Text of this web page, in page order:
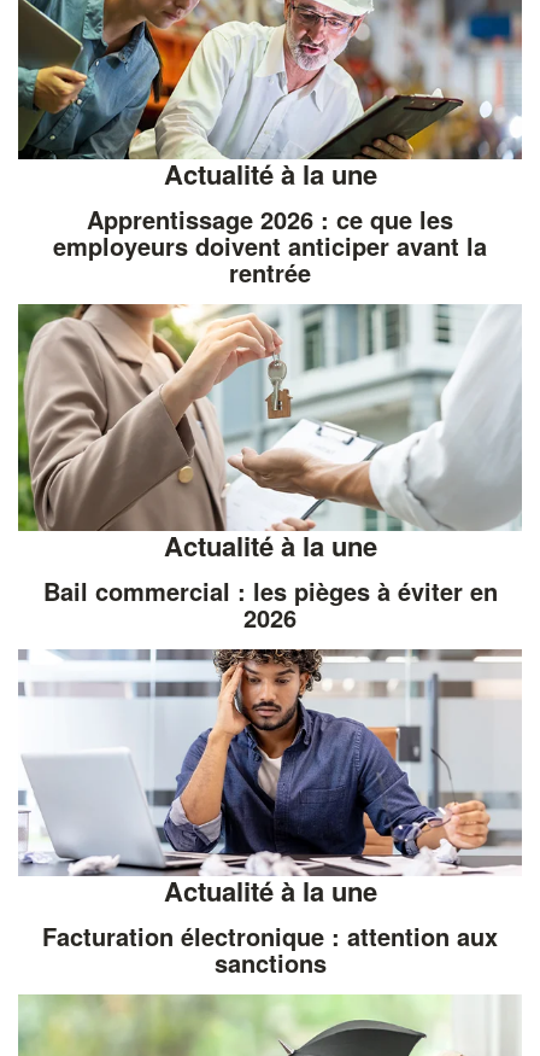
Actualité à la une
Apprentissage 2026 : ce que les
employeurs doivent anticiper avant la
rentrée
Actualité à la une
Bail commercial : les pièges à éviter en
2026
Actualité à la une
Facturation électronique : attention aux
sanctions